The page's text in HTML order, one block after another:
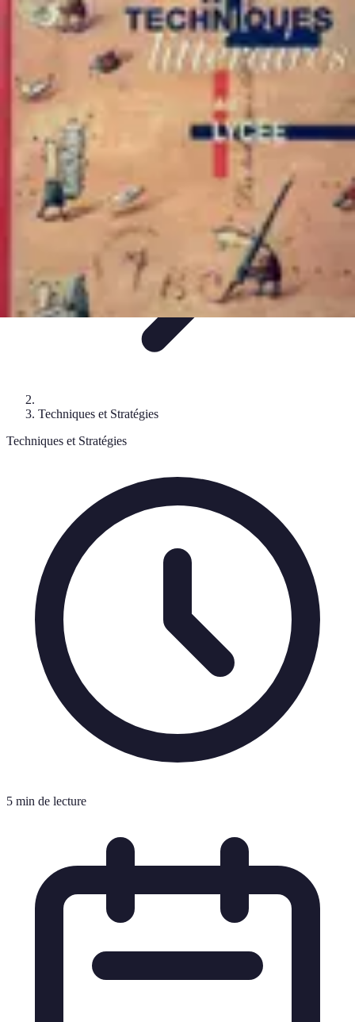
Tout sur le Padel
Entraînement et TechniquesTechniques et
TendancesÉquipement et Terrain
Tout sur le Padel
Techniques et Stratégies
Techniques et Stratégies
5 min de lecture